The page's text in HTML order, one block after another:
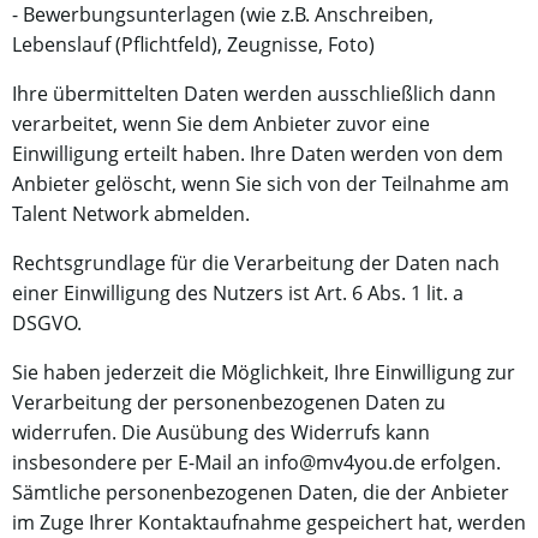
- Bewerbungsunterlagen (wie z.B. Anschreiben,
Lebenslauf (Pflichtfeld), Zeugnisse, Foto)
Ihre übermittelten Daten werden ausschließlich dann
verarbeitet, wenn Sie dem Anbieter zuvor eine
Einwilligung erteilt haben. Ihre Daten werden von dem
Anbieter gelöscht, wenn Sie sich von der Teilnahme am
Talent Network abmelden.
Rechtsgrundlage für die Verarbeitung der Daten nach
einer Einwilligung des Nutzers ist Art. 6 Abs. 1 lit. a
DSGVO.
Sie haben jederzeit die Möglichkeit, Ihre Einwilligung zur
Verarbeitung der personenbezogenen Daten zu
widerrufen. Die Ausübung des Widerrufs kann
insbesondere per E-Mail an info@mv4you.de erfolgen.
Sämtliche personenbezogenen Daten, die der Anbieter
im Zuge Ihrer Kontaktaufnahme gespeichert hat, werden